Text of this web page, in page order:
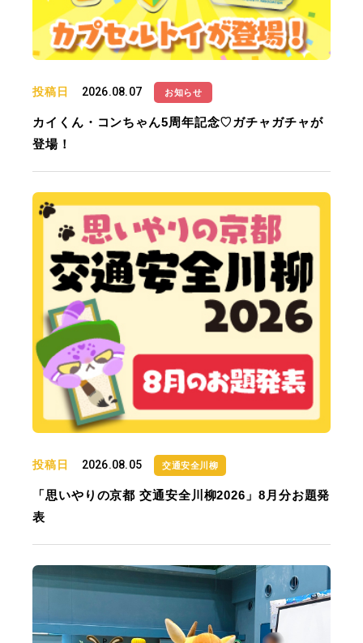
投稿日 2026.08.07 お知らせ
カイくん・コンちゃん5周年記念♡ガチャガチャが
登場！
投稿日 2026.08.05 交通安全川柳
「思いやりの京都 交通安全川柳2026」8月分お題発
表